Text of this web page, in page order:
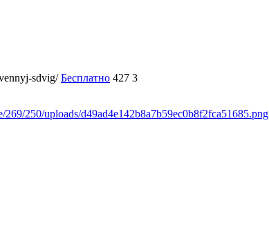
sdvig/ Бесплатно 427 3
269/250/uploads/d49ad4e142b8a7b59ec0b8f2fca51685.png